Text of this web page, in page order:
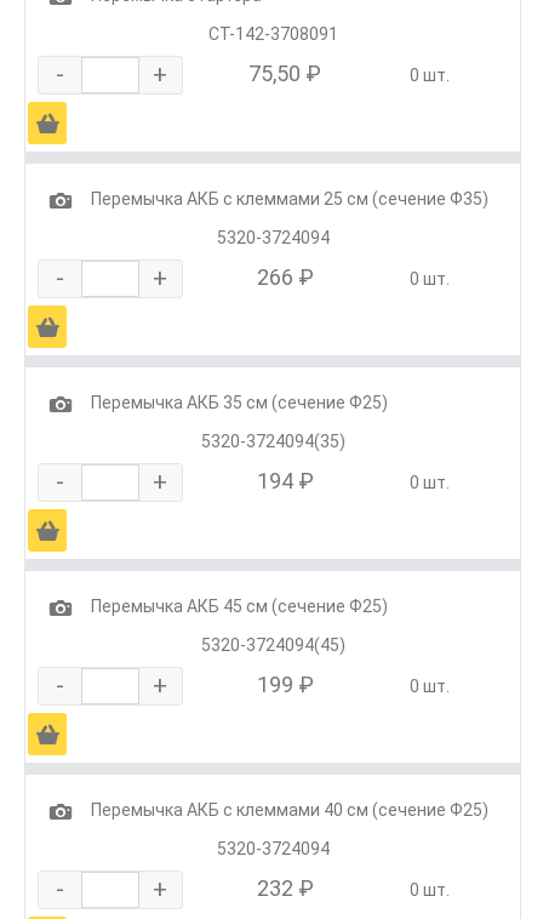
СТ-142-3708091
- + 75,50 ₽ 0 шт.
Ä
1
Перемычка АКБ с клеммами 25 см (сечение Ф35)
5320-3724094
- + 266 ₽ 0 шт.
Ä
1
Перемычка АКБ 35 см (сечение Ф25)
5320-3724094(35)
- + 194 ₽ 0 шт.
Ä
1
Перемычка АКБ 45 см (сечение Ф25)
5320-3724094(45)
- + 199 ₽ 0 шт.
Ä
1
Перемычка АКБ с клеммами 40 см (сечение Ф25)
5320-3724094
- + 232 ₽ 0 шт.